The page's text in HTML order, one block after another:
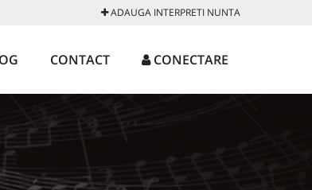
ADAUGA INTERPRETI NUNTA
CONTACT CONECTARE